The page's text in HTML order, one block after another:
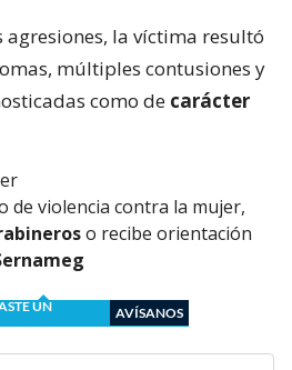
agresiones, la víctima resultó
múltiples contusiones y
como de carácter
de violencia contra la mujer,
o recibe orientación
UN
AVÍSANOS